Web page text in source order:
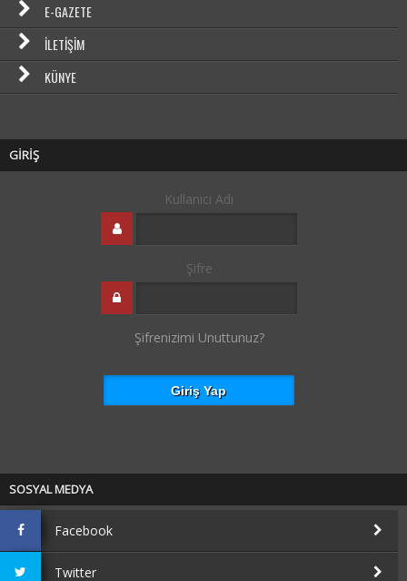
E-GAZETE
İLETIŞIM
KÜNYE
GİRİŞ
Kullanıcı Adı
Şifre
Şifrenizimi Unuttunuz?
SOSYAL MEDYA
Facebook
Twitter